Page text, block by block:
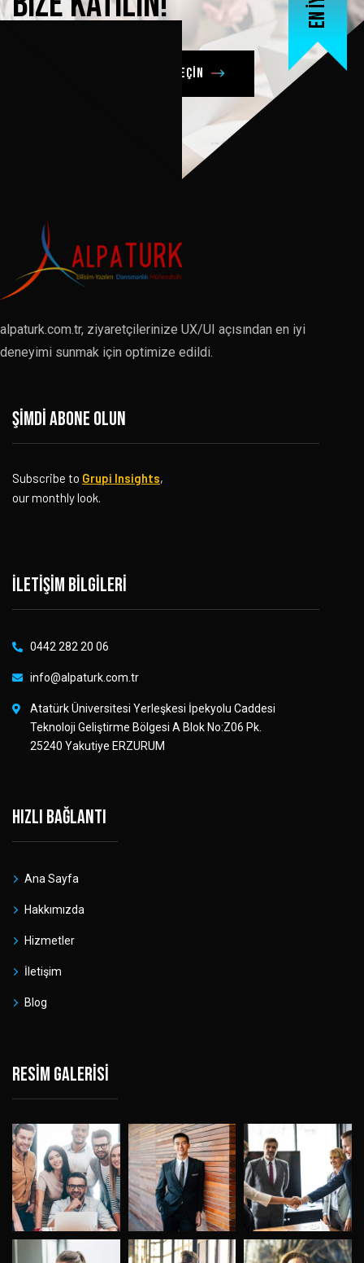
Şimdi bizimle iletişime geçin
alpaturk.com.tr, ziyaretçilerinize UX/UI açısından en iyi
deneyimi sunmak için optimize edildi.
Şimdi abone olun
Subscribe to Grupi Insights,
our monthly look.
İletişim bilgileri
0442 282 20 06
info@alpaturk.com.tr
Atatürk Üniversitesi Yerleşkesi İpekyolu Caddesi
Teknoloji Geliştirme Bölgesi A Blok No:Z06 Pk.
25240 Yakutiye ERZURUM
Hızlı bağlantı
Ana Sayfa
Hakkımızda
Hizmetler
İletişim
Blog
Resim galerisi